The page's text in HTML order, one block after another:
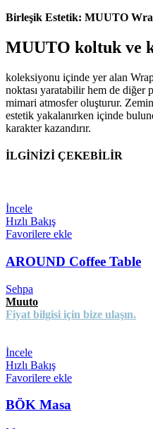
Birleşik Estetik: MUUTO
MUUTO koltuk ve
koleksiyonu içinde yer alan
noktası yaratabilir hem de
mimari atmosfer oluşturur.
estetik yakalanırken içinde
karakter kazandırır.
İLGİNİZİ ÇEKEBİLİR
İncele
Hızlı Bakış
Favorilere ekle
AROUND Coffee Table
Sehpa
Muuto
Fiyat bilgisi için bize ulaşın.
İncele
Hızlı Bakış
Favorilere ekle
BÖK Masa